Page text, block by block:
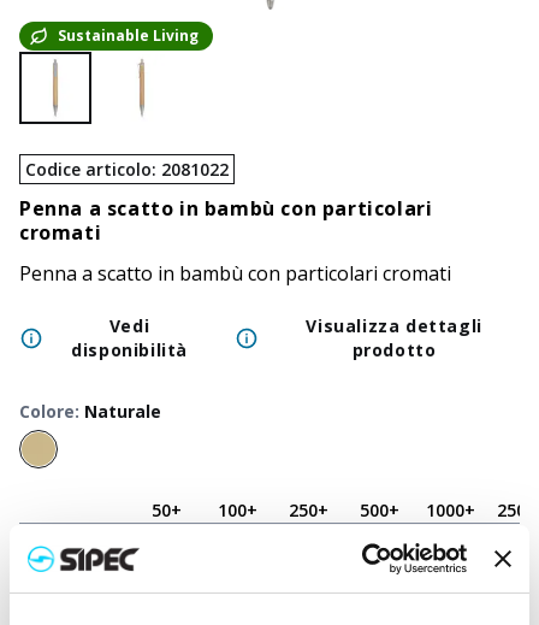
Sustainable Living
Codice articolo: 2081022
Penna a scatto in bambù con particolari
cromati
Penna a scatto in bambù con particolari cromati
Vedi
disponibilità
Visualizza dettagli
prodotto
Colore: Naturale
50+ 100+ 250+ 500+ 1000+ 2500
neutro
0,360€ 0,360 0,360
0,698€ 0,645€ 0,603€ 0,590€ 0,580€ 0,557